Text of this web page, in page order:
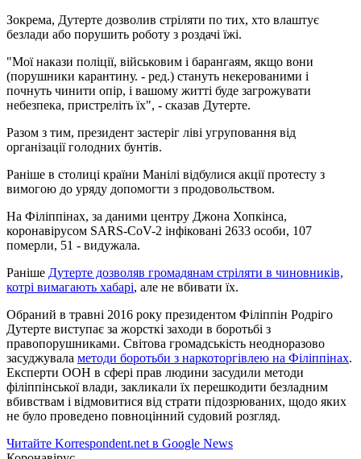
Зокрема, Дутерте дозволив стріляти по тих, хто влаштує
безлади або порушить роботу з роздачі їжі.
"Мої накази поліції, військовим і барангаям, якщо вони
(порушники карантину. - ред.) стануть некерованими і
почнуть чинити опір, і вашому житті буде загрожувати
небезпека, пристреліть їх", - сказав Дутерте.
Разом з тим, президент застеріг ліві угруповання від
організації голодних бунтів.
Раніше в столиці країни Манілі відбулися акції протесту з
вимогою до уряду допомогти з продовольством.
На Філіппінах, за даними центру Джона Хопкінса,
коронавірусом SARS-CoV-2 інфіковані 2633 особи, 107
померли, 51 - видужала.
Раніше Дутерте дозволяв громадянам стріляти в чиновників,
котрі вимагають хабарі, але не вбивати їх.
Обраний в травні 2016 року президентом Філіппін Родріго
Дутерте виступає за жорсткі заходи в боротьбі з
правопорушниками. Світова громадськість неодноразово
засуджувала методи боротьби з наркоторгівлею на Філіппінах.
Експерти ООН в сфері прав людини засудили методи
філіппінської влади, закликали їх перешкодити безладним
вбивствам і відмовитися від страти підозрюваних, щодо яких
не було проведено повноцінний судовий розгляд.
Читайте Korrespondent.net в Google News